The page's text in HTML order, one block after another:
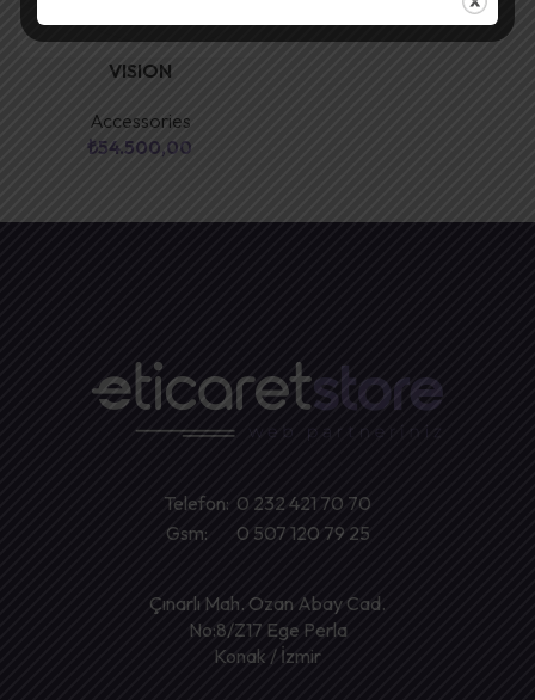
VISION
Accessories
₺54.500,00
Telefon: 0 232 421 70 70
Gsm: 0 507 120 79 25
Çınarlı Mah. Ozan Abay Cad.
No:8/Z17 Ege Perla
Konak / İzmir